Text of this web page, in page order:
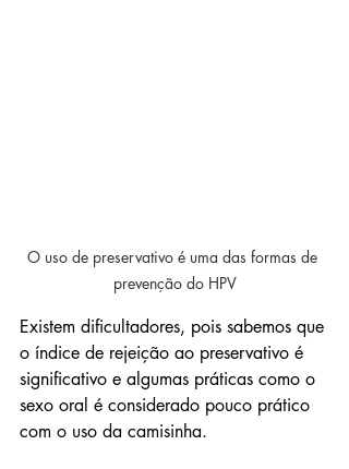
O uso de preservativo é uma das formas de
prevenção do HPV
Existem dificultadores, pois sabemos que
o índice de rejeição ao preservativo é
significativo e algumas práticas como o
sexo oral é considerado pouco prático
com o uso da camisinha.